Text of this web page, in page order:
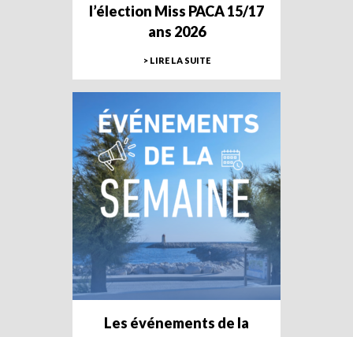
l’élection Miss PACA 15/17
ans 2026
> LIRE LA SUITE
Les événements de la